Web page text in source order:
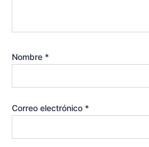
Nombre *
Correo electrónico *